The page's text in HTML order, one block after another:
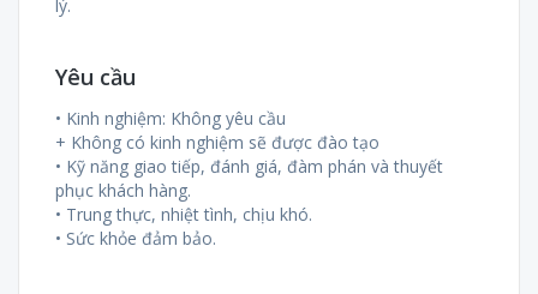
lý.
Yêu cầu
• Kinh nghiệm: Không yêu cầu
+ Không có kinh nghiệm sẽ được đào tạo
• Kỹ năng giao tiếp, đánh giá, đàm phán và thuyết
phục khách hàng.
• Trung thực, nhiệt tình, chịu khó.
• Sức khỏe đảm bảo.